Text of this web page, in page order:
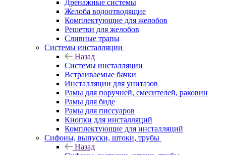
Дренажные системы
Желоба водоотводящие
Комплектующие для желобов
Решетки для желобов
Сливные трапы
Системы инсталляции
Назад
Системы инсталляции
Встраиваемые бачки
Инсталляции для унитазов
Рамы для поручней, смесителей, раковин
Рамы для биде
Рамы для писсуаров
Кнопки для инсталляций
Комплектующие для инсталляций
Сифоны, выпуски, штоки, трубы
Назад